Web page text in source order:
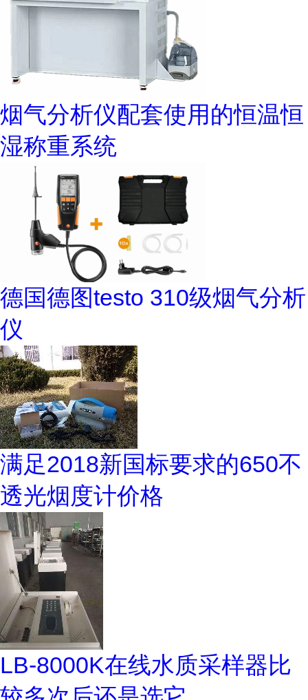
烟气分析仪配套使用的恒温恒
湿称重系统
德国德图testo 310级烟气分析
仪
满足2018新国标要求的650不
透光烟度计价格
LB-8000K在线水质采样器比